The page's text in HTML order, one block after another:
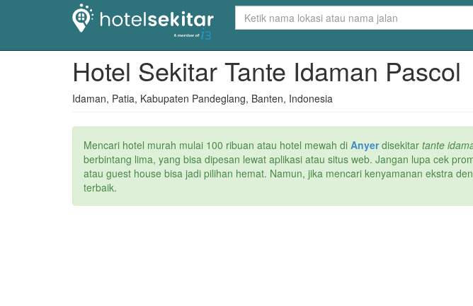
Hotel Sekitar Tante Idaman Pascol
Idaman, Patia, Kabupaten Pandeglang, Banten, Indonesia
Mencari hotel murah mulai 100 ribuan atau hotel mewah di Anyerdisekitar tante
berbintang lima, yang bisa dipesan lewat aplikasi atau situs web. Jangan lupa cek
atau guest house bisa jadi pilihan hemat. Namun, jika mencari kenyamanan ekstra
terbaik.